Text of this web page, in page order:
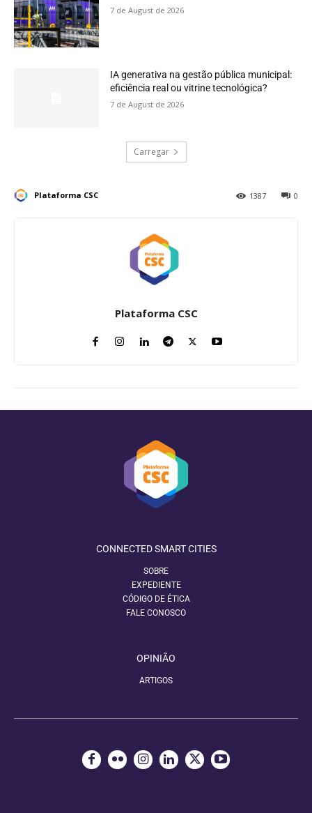
7 de August de 2026
IA generativa na gestão pública municipal:
eficiência real ou vitrine tecnológica?
7 de August de 2026
Carregar
Plataforma CSC 0
1387
Plataforma CSC
CONNECTED SMART CITIES
SOBRE
EXPEDIENTE
CÓDIGO DE ÉTICA
FALE CONOSCO
OPINIÃO
ARTIGOS